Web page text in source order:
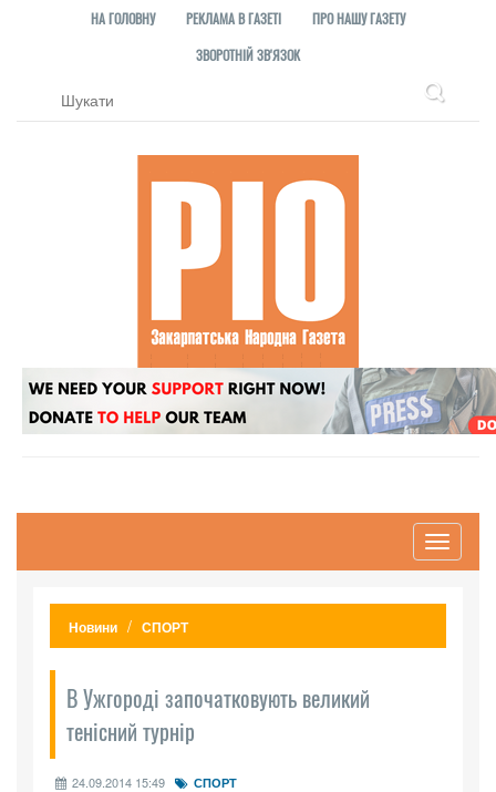
НА ГОЛОВНУ РЕКЛАМА В ГАЗЕТІ
ПРО НАШУ ГАЗЕТУ
ЗВОРОТНІЙ ЗВ'ЯЗОК
Toggle
Новини СПОРТ
В Ужгороді започатковують великий
тенісний турнір
24.09.2014 15:49 СПОРТ